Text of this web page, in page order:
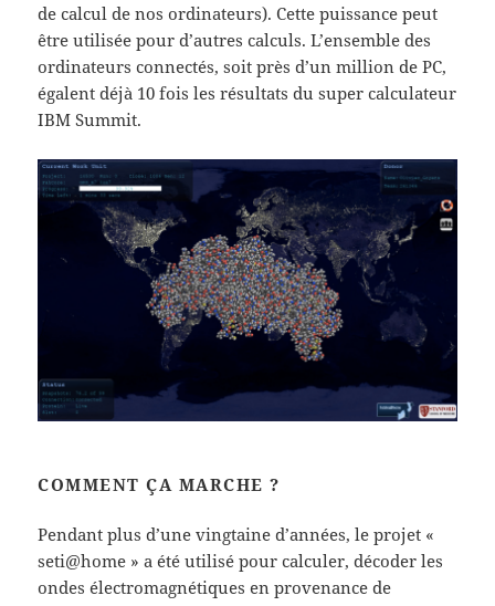
de calcul de nos ordinateurs). Cette puissance peut
être utilisée pour d’autres calculs. L’ensemble des
ordinateurs connectés, soit près d’un million de PC,
égalent déjà 10 fois les résultats du super calculateur
IBM Summit.
COMMENT ÇA MARCHE ?
Pendant plus d’une vingtaine d’années, le projet «
seti@home » a été utilisé pour calculer, décoder les
ondes électromagnétiques en provenance de